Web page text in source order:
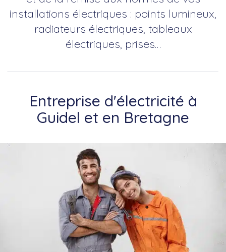
installations électriques : points lumineux,
radiateurs électriques, tableaux
électriques, prises…
Entreprise d'électricité à
Guidel et en Bretagne